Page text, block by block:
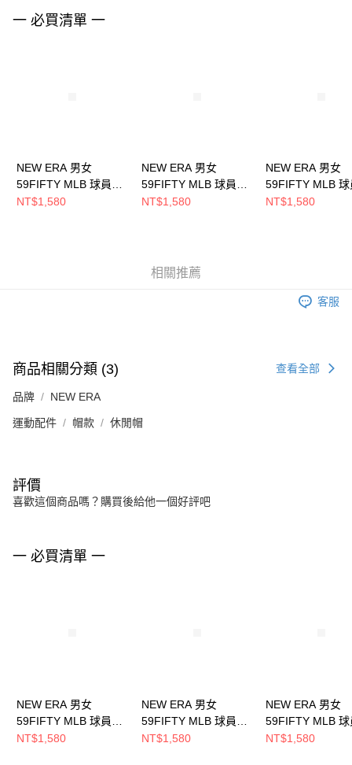
３．未成年的使用者請事先徵得法定代理人或監護人之同意方可使用
「AFTEE先享後付」，若未經同意申辦者引起之損失，本公司不負相關責
一 必買清單 一
NEW ERA 男女
59FIFTY MLB 球員帽
水手 客場
NT$1,580
NEW ERA 男女
59FIFTY MLB 球員帽
運動家 NE70376388
NT$1,580
NEW ERA 男女
59FIFTY MLB 球
紅襪
NT$1,580
相關推薦
客服
商品相關分類 (3) 查看全部
品牌 NEW ERA
運動配件 帽款 休閒帽
評價
喜歡這個商品嗎？購買後給他一個好評吧
一 必買清單 一
NEW ERA 男女
59FIFTY MLB 球員帽
水手 客場
NT$1,580
NEW ERA 男女
59FIFTY MLB 球員帽
運動家 NE70376388
NT$1,580
NEW ERA 男女
59FIFTY MLB 球
紅襪
NT$1,580